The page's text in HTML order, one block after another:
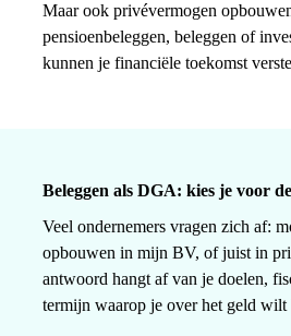
Maar ook privévermogen
pensioenbeleggen, beleggen of
kunnen je financiële toekomst
Beleggen als DGA: kies je voor
Veel ondernemers vragen zich af:
opbouwen in mijn BV, of juist in
antwoord hangt af van je doelen,
termijn waarop je over het geld wilt